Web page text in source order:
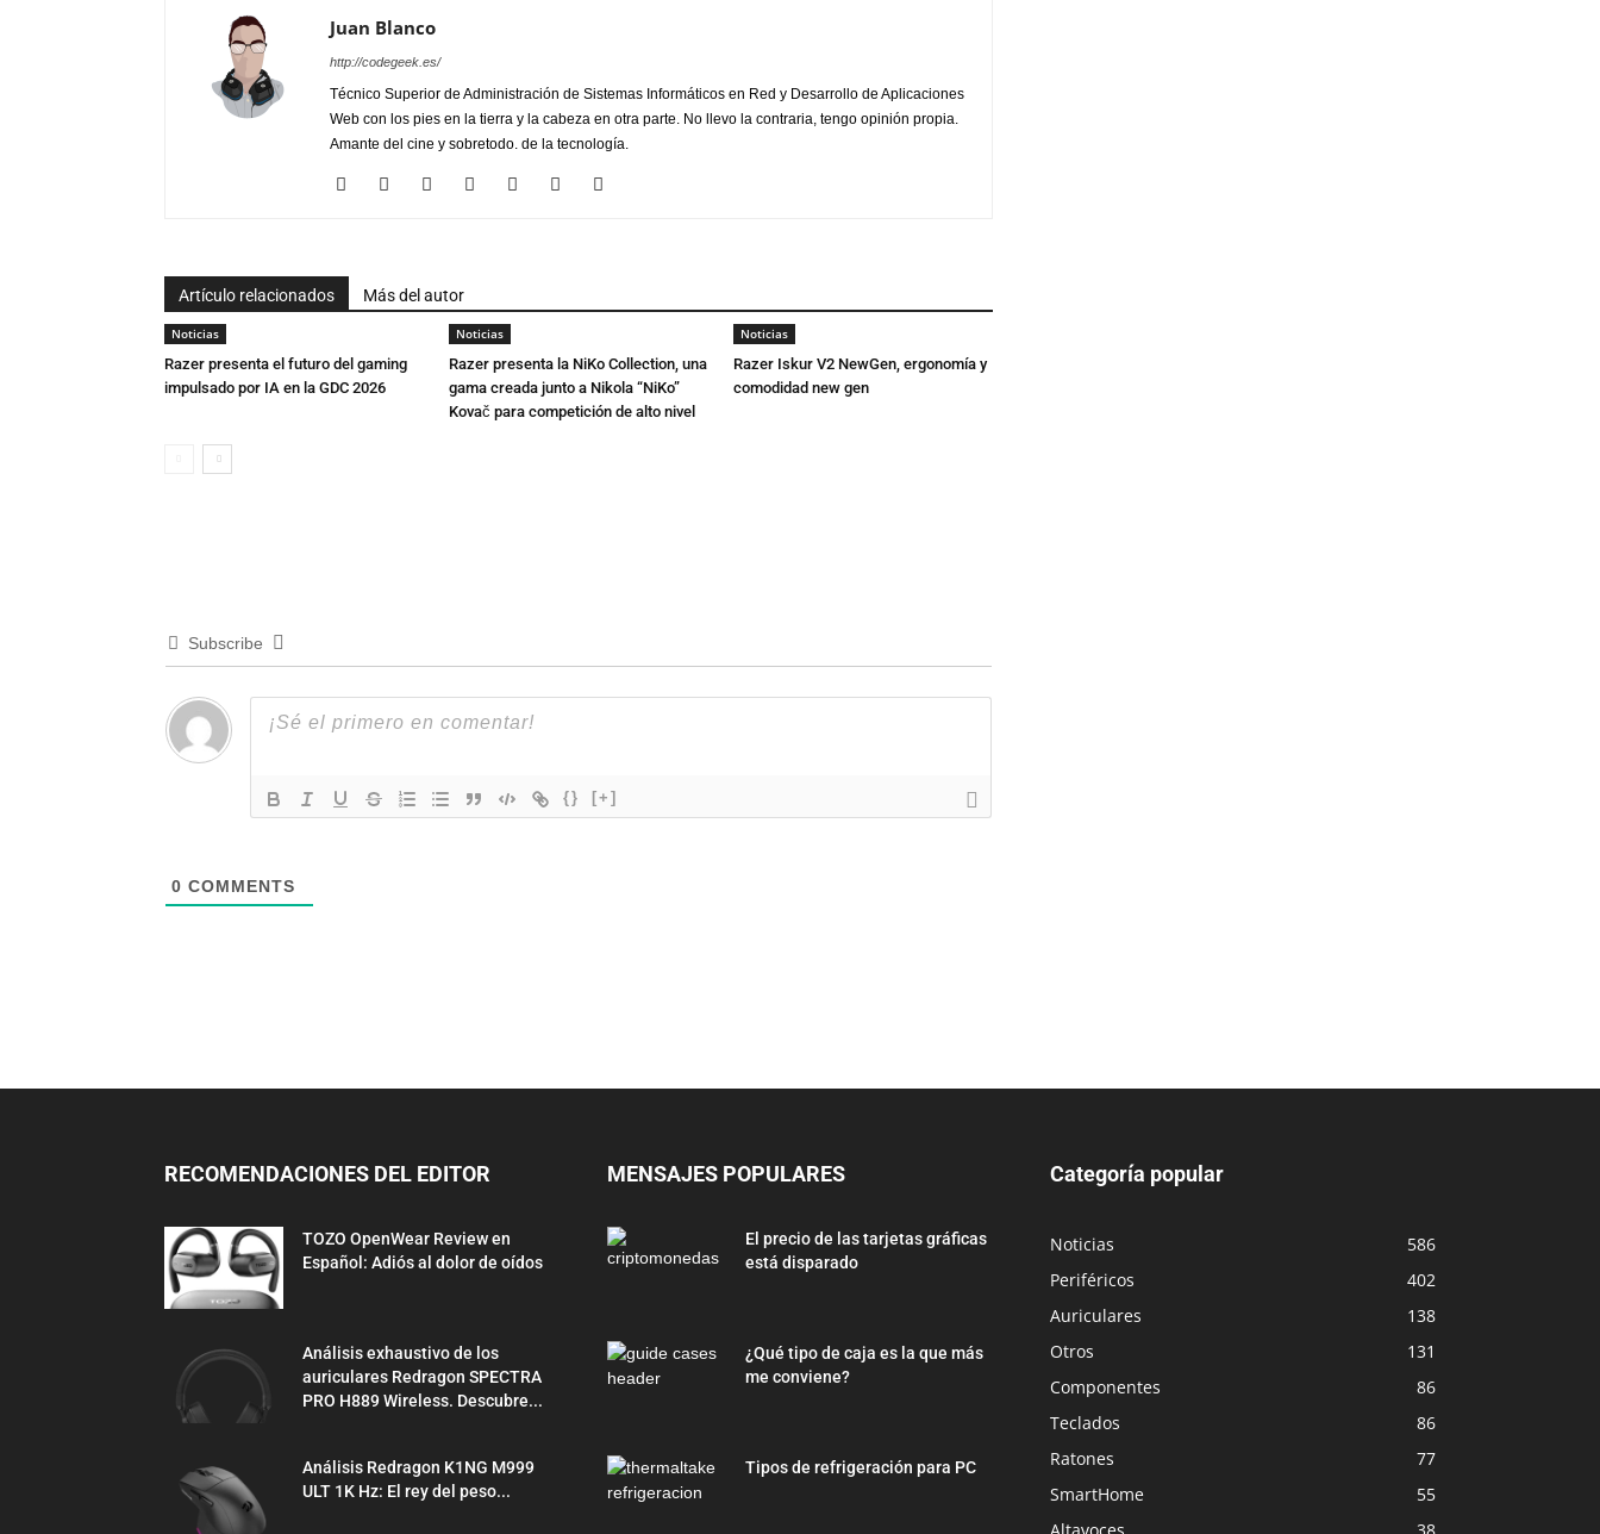
Juan Blanco
http://codegeek.es/
Técnico Superior de Administración de Sistemas Informáticos en Red y Desarrollo de Aplicaciones
Web con los pies en la tierra y la cabeza en otra parte. No llevo la contraria, tengo opinión propia.
Amante del cine y sobretodo. de la tecnología.
Artículo relacionados Más del autor
Noticias
Razer presenta el futuro del gaming
impulsado por IA en la GDC 2026
Noticias
Razer presenta la NiKo Collection, una
gama creada junto a Nikola “NiKo”
Kovač para competición de alto nivel
Noticias
Razer Iskur V2 NewGen, ergonomía y
comodidad new gen
Subscribe
{} [+]
0 COMMENTS
RECOMENDACIONES DEL EDITOR
TOZO OpenWear Review en
Español: Adiós al dolor de oídos
Análisis exhaustivo de los
auriculares Redragon SPECTRA
PRO H889 Wireless. Descubre...
Análisis Redragon K1NG M999
ULT 1K Hz: El rey del peso...
MENSAJES POPULARES
El precio de las tarjetas gráficas
está disparado
¿Qué tipo de caja es la que más
me conviene?
Tipos de refrigeración para PC
Categoría popular
Noticias
586
Periféricos
402
Auriculares
138
Otros
131
Componentes
86
Teclados
86
Ratones
77
SmartHome
55